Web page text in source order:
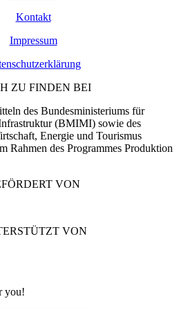
Kontakt
Impressum
ZU FINDEN BEI
des Bundesministeriums für
(BMIMI) sowie des
Energie und Tourismus
Rahmen des Programmes Produktion
VON
VON
you!